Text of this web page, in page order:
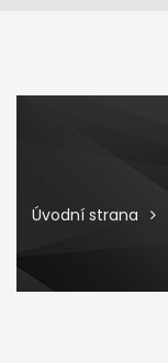
Úvodní strana